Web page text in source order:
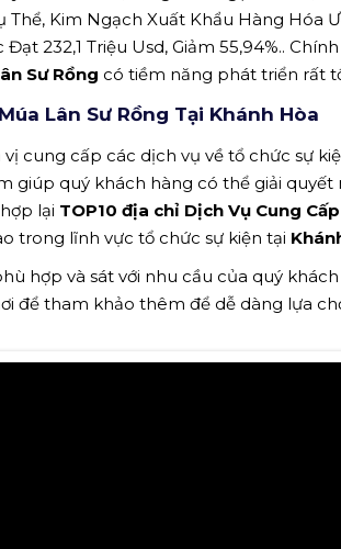
Thể, Kim Ngạch Xuất Khẩu Hàng Hóa
232,1 Triệu Usd, Giảm 55,94%..
Sư Rồng có tiềm năng phát triển rất
Lân Sư Rồng Tại Khánh Hòa
cung cấp các dịch vụ về tổ chức sự
giúp quý khách hàng có thể giải
lại TOP10 địa chỉ Dịch Vụ Cung
trong lĩnh vực tổ chức sự kiện tại
hợp và sát với nhu cầu của quý
để tham khảo thêm để dễ dàng lựa